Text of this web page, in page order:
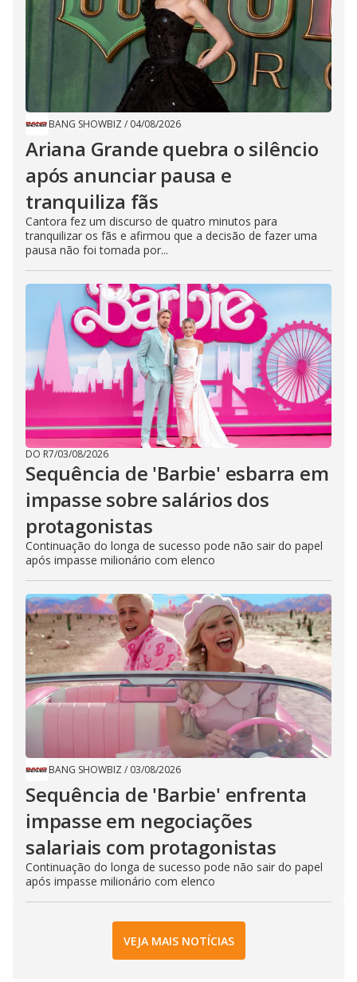
BANG SHOWBIZ / 04/08/2026
Ariana Grande quebra o silêncio
após anunciar pausa e
tranquiliza fãs
Cantora fez um discurso de quatro minutos para
tranquilizar os fãs e afirmou que a decisão de fazer uma
pausa não foi tomada por...
DO R7/03/08/2026
Sequência de 'Barbie' esbarra em
impasse sobre salários dos
protagonistas
Continuação do longa de sucesso pode não sair do papel
após impasse milionário com elenco
BANG SHOWBIZ / 03/08/2026
Sequência de ​'Barbie​' enfrenta
impasse em negociações
salariais com ​protagonistas
Continuação do longa de sucesso pode não sair do papel
após impasse milionário com elenco
VEJA MAIS NOTÍCIAS